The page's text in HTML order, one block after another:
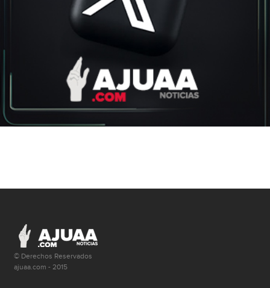
© Derechos Reservados
ajuaa.com - 2015